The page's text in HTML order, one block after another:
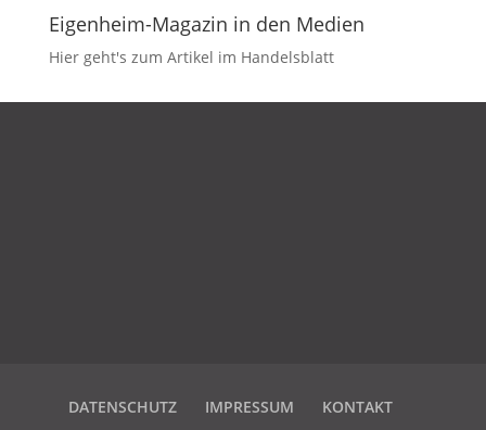
Eigenheim-Magazin in den Medien
Hier geht's zum Artikel im Handelsblatt
DATENSCHUTZ
DATENSCHUTZ IMPRESSUM KONTAKT